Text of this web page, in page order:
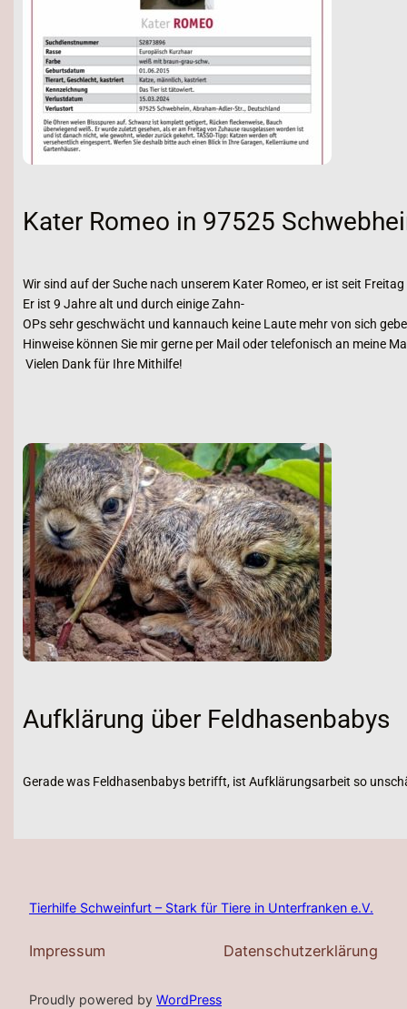
Kater Romeo in 97525
Wir sind auf der Suche nach unserem Kater Romeo, er ist seit
Er ist 9 Jahre alt und durch einige Zahn-
OPs sehr geschwächt und kannauch keine Laute mehr von sich
Hinweise können Sie mir gerne per Mail oder telefonisch an meine
Vielen Dank für Ihre Mithilfe!
Aufklärung über Feldhasenbabys
Gerade was Feldhasenbabys betrifft, ist Aufklärungsarbeit so
Tierhilfe Schweinfurt – Stark für Tiere in Unterfranken e.V.
Impressum Datenschutzerklärung
Proudly powered by WordPress